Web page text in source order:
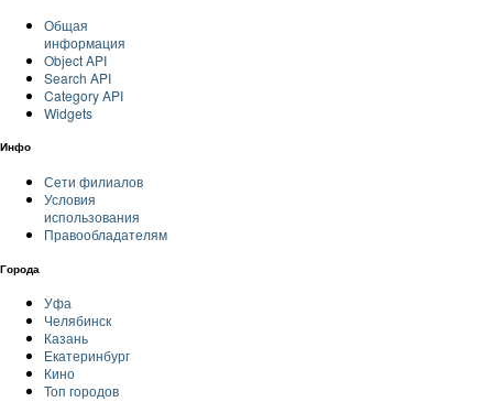
Общая
информация
Object API
Search API
Category API
Widgets
Инфо
Сети филиалов
Условия
использования
Правообладателям
Города
Уфа
Челябинск
Казань
Екатеринбург
Кино
Топ городов